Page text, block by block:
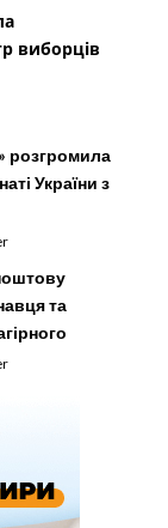
виборців
розгромила
України з
та